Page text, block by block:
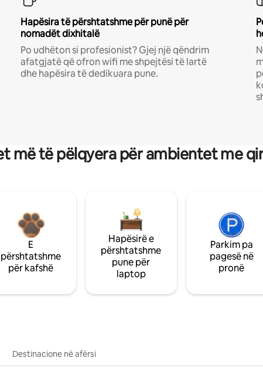
Hapësira të përshtatshme për punë për
nomadët dixhitalë
Po udhëton si profesionist? Gjej një qëndrim
afatgjatë që ofron wifi me shpejtësi të lartë
dhe hapësira të dedikuara pune.
më të pëlqyera për ambientet me
E
përshtatshme
për kafshë
Hapësirë e
përshtatshme
pune për
laptop
Parkim pa
pagesë në
pronë
Destinacione në afërsi